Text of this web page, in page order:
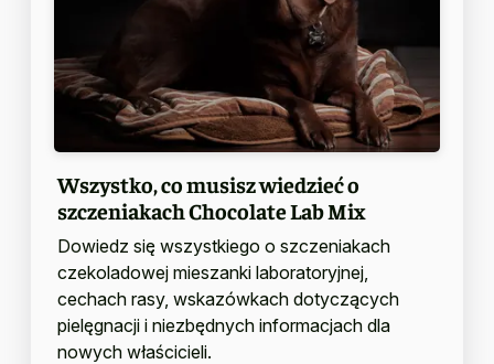
Wszystko, co musisz wiedzieć o
szczeniakach Chocolate Lab Mix
Dowiedz się wszystkiego o szczeniakach
czekoladowej mieszanki laboratoryjnej,
cechach rasy, wskazówkach dotyczących
pielęgnacji i niezbędnych informacjach dla
nowych właścicieli.